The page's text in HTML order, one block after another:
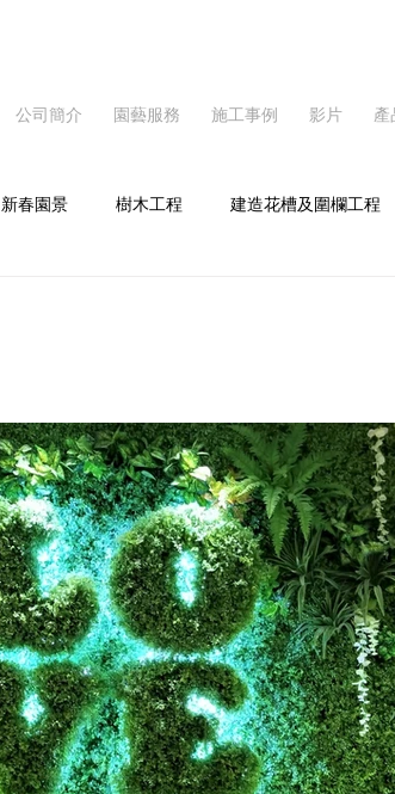
公司簡介 園藝服務 施工事例 影片 產
新春園景 樹木工程 建造花槽及圍欄工程